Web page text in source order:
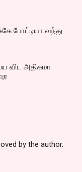
போட்டியா வந்து
விட அதிகமா
by the author.